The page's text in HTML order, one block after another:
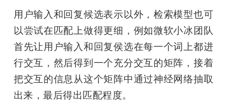
用户输入和回复候选表示以外，检索模型也可
以尝试在匹配上做得更细，例如微软小冰团队
首先让用户输入和回复侯选在每一个词上都进
行交互，然后得到一个充分交互的矩阵，接着
把交互的信息从这个矩阵中通过神经网络抽取
出来，最后得出匹配程度。